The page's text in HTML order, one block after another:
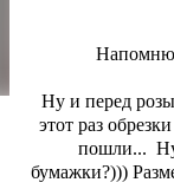
Напомню
Ну и перед
этот раз
пошли... Ну
бумажки?)))